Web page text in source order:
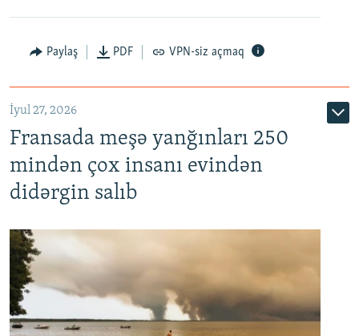
Paylaş PDF VPN-siz açmaq
İyul 27, 2026
Fransada meşə yanğınları 250
mindən çox insanı evindən
didərgin salıb